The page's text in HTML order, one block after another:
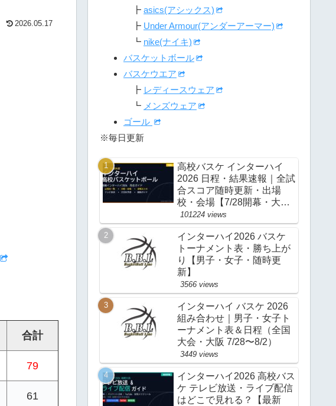
2026.05.17
合計
79
61
┣ asics(アシックス)
┣ Under Armour(アンダーアーマー)
┗ nike(ナイキ)
バスケットボール
バスケウエア
┣ レディースウェア
┗ メンズウェア
ゴール
※毎日更新
高校バスケ インターハイ
2026 日程・結果速報｜全試
合スコア随時更新・出場
校・会場【7/28開幕・大
阪】
101224 views
インターハイ2026 バスケ
トーナメント表・勝ち上が
り【男子・女子・随時更
新】
3566 views
インターハイ バスケ 2026
組み合わせ｜男子・女子ト
ーナメント表＆日程（全国
大会・大阪 7/28〜8/2）
3449 views
インターハイ2026 高校バス
ケ テレビ放送・ライブ配信
はどこで見れる？【最新